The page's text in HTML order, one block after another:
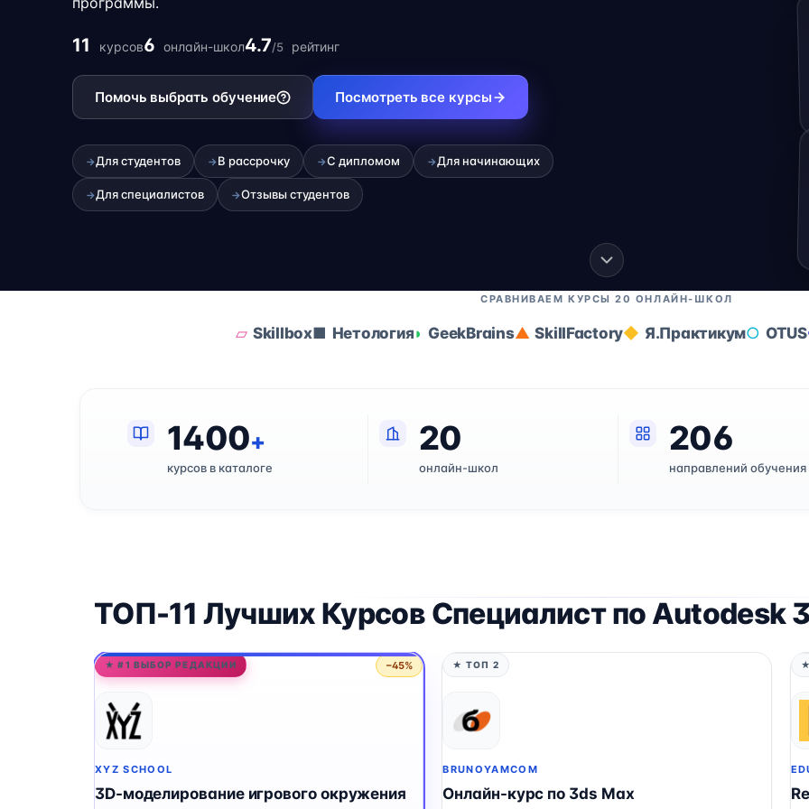
11 курсов6 онлайн-школ4.7/5 рейтинг
Помочь выбрать обучение Посмотреть все курсы
→Для студентов →В рассрочку →С дипломом →Для начинающих
→Для специалистов →Отзывы студентов
СРАВНИВАЕМ КУРСЫ 20 ОНЛАЙН-ШКОЛ
Skillbox Нетология GeekBrains SkillFactory Я.Практикум OTUS
1400+
курсов в каталоге
20
онлайн-школ
206
направлений обучения
ТОП-11 Лучших Курсов Специалист по Autodesk
★ #1 ВЫБОР РЕДАКЦИИ −45%
XYZ SCHOOL
3D-моделирование игрового окружения
★ ТОП 2
BRUNOYAMCOM
Онлайн-курс по 3ds Max